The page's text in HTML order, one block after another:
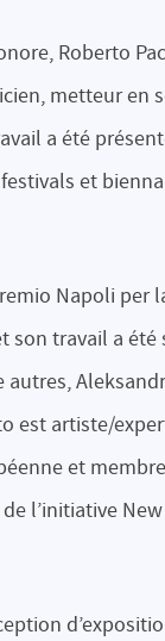
Roberto
metteur en
a été
et
Napoli per
son travail a été
autres,
est artiste/
et
l’initiative